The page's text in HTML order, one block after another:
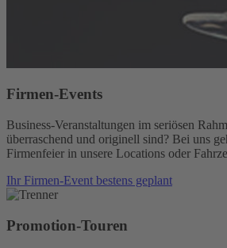
Firmen-Events
Business-Veranstaltungen im seriösen
überraschend und originell sind? Bei uns
Firmenfeier in unsere Locations oder
Ihr Firmen-Event bestens geplant
Promotion-Touren